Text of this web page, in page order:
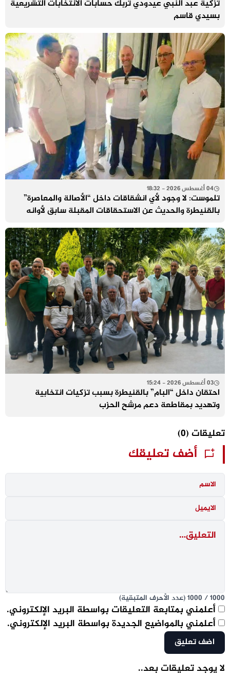
تزكية عبد النبي عيدودي تربك حسابات الانتخابات التشريعية
بسيدي قاسم
04 أغسطس 2026 - 18:32
تلموست: لا وجود لأي انشقاقات داخل “الأصالة والمعاصرة”
بالقنيطرة والحديث عن الاستحقاقات المقبلة سابق لأوانه
03 أغسطس 2026 - 15:24
احتقان داخل “البام” بالقنيطرة بسبب تزكيات انتخابية
وتهديد بمقاطعة دعم مرشح الحزب
تعليقات (0)
أضف تعليقك
1000
/
1000(عدد الأحرف المتبقية)
أعلمني بمتابعة التعليقات بواسطة البريد الإلكتروني.
أعلمني بالمواضيع الجديدة بواسطة البريد الإلكتروني.
لا يوجد تعليقات بعد..